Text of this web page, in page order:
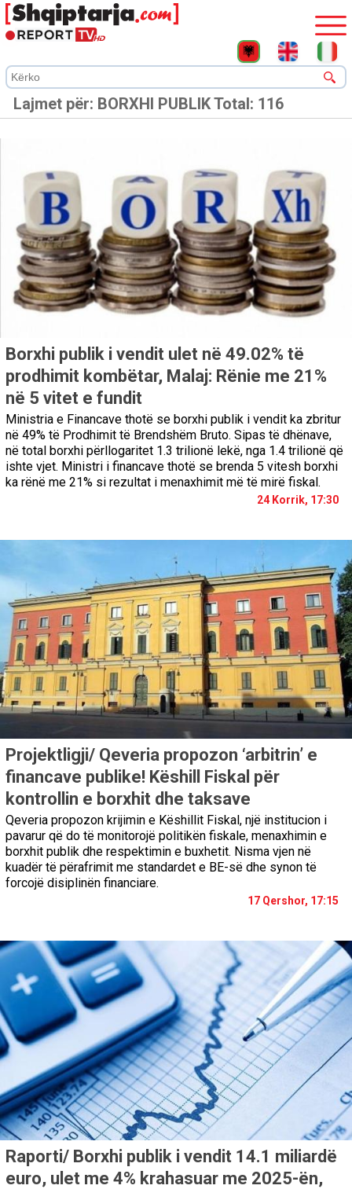
Lajmet për: BORXHI PUBLIKTotal: 116
Borxhi publik i vendit ulet në 49.02% të
prodhimit kombëtar, Malaj: Rënie me 21%
në 5 vitet e fundit
Ministria e Financave thotë se borxhi publik i vendit ka zbritur
në 49% të Prodhimit të Brendshëm Bruto. Sipas të dhënave,
në total borxhi përllogaritet 1.3 trilionë lekë, nga 1.4 trilionë që
ishte vjet. Ministri i financave thotë se brenda 5 vitesh borxhi
ka rënë me 21% si rezultat i menaxhimit më të mirë fiskal.
24 Korrik, 17:30
Projektligji/ Qeveria propozon ‘arbitrin’ e
financave publike! Këshill Fiskal për
kontrollin e borxhit dhe taksave
Qeveria propozon krijimin e Këshillit Fiskal, një institucion i
pavarur që do të monitorojë politikën fiskale, menaxhimin e
borxhit publik dhe respektimin e buxhetit. Nisma vjen në
kuadër të përafrimit me standardet e BE-së dhe synon të
forcojë disiplinën financiare.
17 Qershor, 17:15
Raporti/ Borxhi publik i vendit 14.1 miliardë
euro, ulet me 4% krahasuar me 2025-ën,